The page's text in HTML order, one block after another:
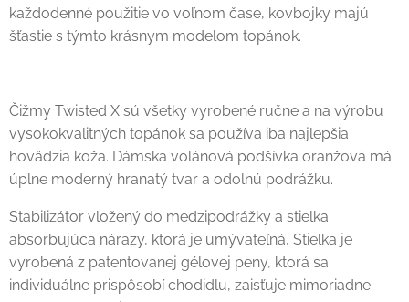
každodenné použitie vo voľnom čase, kovbojky majú
šťastie s týmto krásnym modelom topánok.
Čižmy Twisted X sú všetky vyrobené ručne a na výrobu
vysokokvalitných topánok sa používa iba najlepšia
hovädzia koža. Dámska volánová podšívka oranžová má
úplne moderný hranatý tvar a odolnú podrážku.
Stabilizátor vložený do medzipodrážky a stielka
absorbujúca nárazy, ktorá je umývateľná, Stielka je
vyrobená z patentovanej gélovej peny, ktorá sa
individuálne prispôsobí chodidlu, zaisťuje mimoriadne